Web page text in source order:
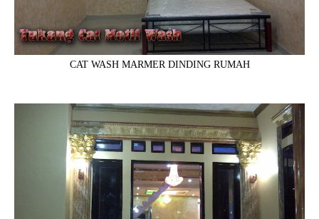
CAT WASH MARMER DINDING RUMAH